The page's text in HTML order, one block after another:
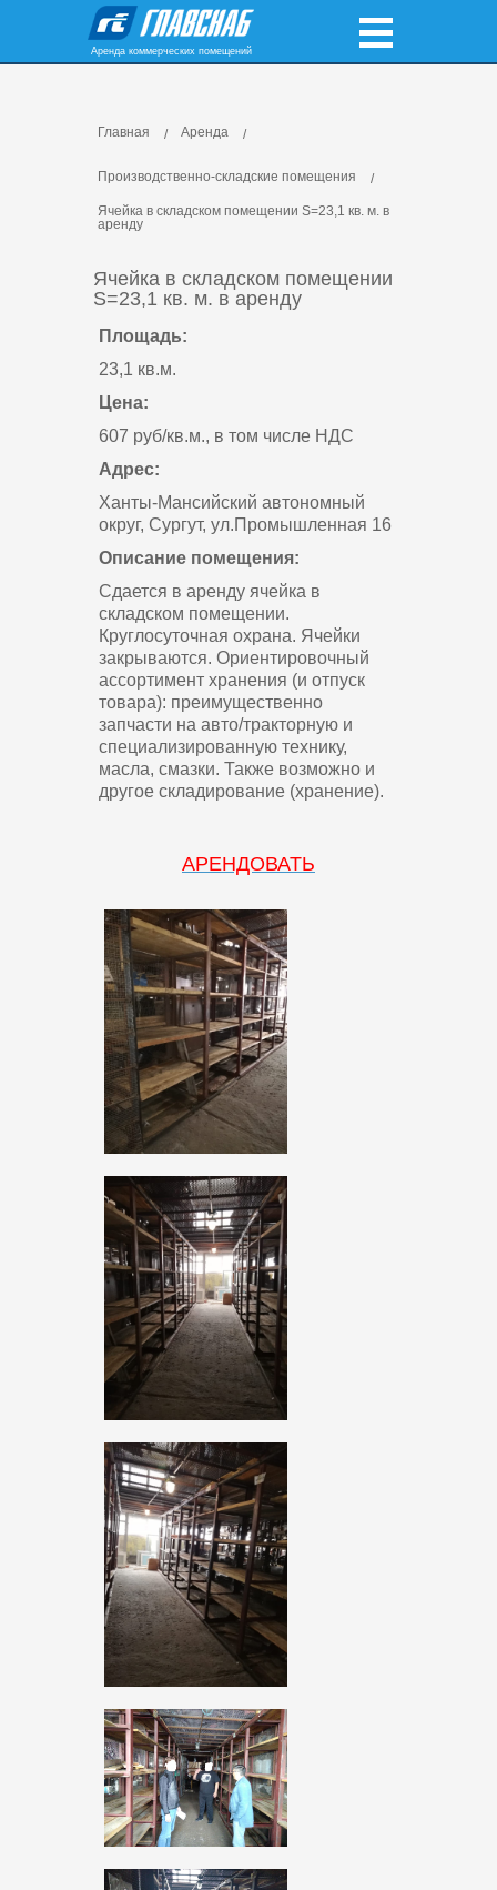
Аренда коммерческих помещений
Главная Аренда
Производственно-складские помещения
Ячейка в складском помещении S=23,1 кв. м. в
аренду
Ячейка в складском помещении
S=23,1 кв. м. в аренду
Площадь:
23,1 кв.м.
Цена:
607 руб/кв.м., в том числе НДС
Адрес:
Ханты-Мансийский автономный
округ, Сургут, ул.Промышленная 16
Описание помещения:
Сдается в аренду ячейка в
складском помещении.
Круглосуточная охрана. Ячейки
закрываются. Ориентировочный
ассортимент хранения (и отпуск
товара): преимущественно
запчасти на авто/тракторную и
специализированную технику,
масла, смазки. Также возможно и
другое складирование (хранение).
АРЕНДОВАТЬ